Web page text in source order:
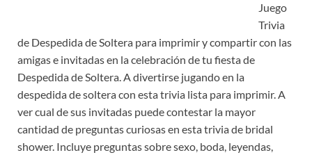
Juego
Trivia
de Despedida de Soltera para imprimir y compartir con las
amigas e invitadas en la celebración de tu fiesta de
Despedida de Soltera. A divertirse jugando en la
despedida de soltera con esta trivia lista para imprimir. A
ver cual de sus invitadas puede contestar la mayor
cantidad de preguntas curiosas en esta trivia de bridal
shower. Incluye preguntas sobre sexo, boda, leyendas,